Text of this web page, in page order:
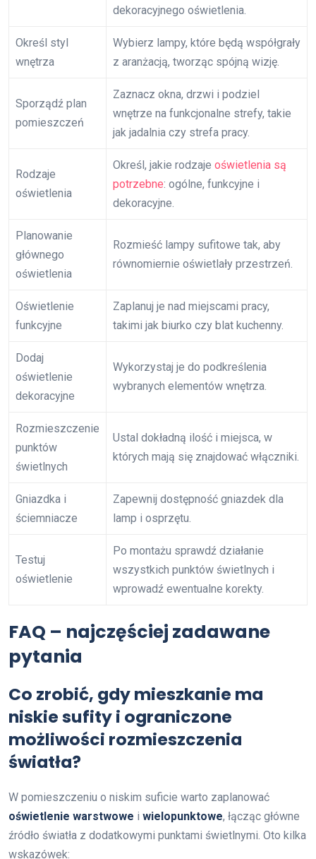
dekoracyjnego oświetlenia.
Określ styl
wnętrza
Wybierz lampy, które będą współgrały
z aranżacją, tworząc spójną wizję.
Sporządź plan
pomieszczeń
Zaznacz okna, drzwi i podziel
wnętrze na funkcjonalne strefy, takie
jak jadalnia czy strefa pracy.
Rodzaje
oświetlenia
Określ, jakie rodzaje oświetlenia są
potrzebne: ogólne, funkcyjne i
dekoracyjne.
Planowanie
głównego
oświetlenia
Rozmieść lampy sufitowe tak, aby
równomiernie oświetlały przestrzeń.
Oświetlenie
funkcyjne
Zaplanuj je nad miejscami pracy,
takimi jak biurko czy blat kuchenny.
Dodaj
oświetlenie
dekoracyjne
Wykorzystaj je do podkreślenia
wybranych elementów wnętrza.
Rozmieszczenie
punktów
świetlnych
Ustal dokładną ilość i miejsca, w
których mają się znajdować włączniki.
Gniazdka i
ściemniacze
Zapewnij dostępność gniazdek dla
lamp i osprzętu.
Testuj
oświetlenie
Po montażu sprawdź działanie
wszystkich punktów świetlnych i
wprowadź ewentualne korekty.
FAQ – najczęściej zadawane
pytania
Co zrobić, gdy mieszkanie ma
niskie sufity i ograniczone
możliwości rozmieszczenia
światła?
W pomieszczeniu o niskim suficie warto zaplanować
oświetlenie warstwowe i wielopunktowe, łącząc główne
źródło światła z dodatkowymi punktami świetlnymi. Oto kilka
wskazówek: